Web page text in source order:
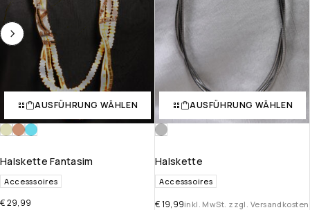
AUSFÜHRUNG WÄHLEN
Halskette Fantasim
Accesssoires
€29,99
AUSFÜHRUNG WÄHLEN
Halskette
Accesssoires
€19,99inkl. MwSt. zzgl. Versandkosten